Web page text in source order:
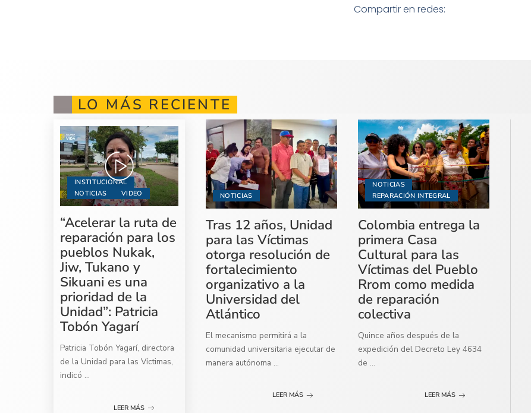
Compartir en redes:
LO MÁS RECIENTE
INSTITUCIONAL
NOTICIAS
VIDEO
“Acelerar la ruta de
reparación para los
pueblos Nukak,
Jiw, Tukano y
Sikuani es una
prioridad de la
Unidad”: Patricia
Tobón Yagarí
Patricia Tobón Yagarí, directora
de la Unidad para las Víctimas,
indicó ...
LEER MÁS
NOTICIAS
Tras 12 años, Unidad
para las Víctimas
otorga resolución de
fortalecimiento
organizativo a la
Universidad del
Atlántico
El mecanismo permitirá a la
comunidad universitaria ejecutar de
manera autónoma ...
LEER MÁS
NOTICIAS
REPARACIÓN INTEGRAL
Colombia entrega la
primera Casa
Cultural para las
Víctimas del Pueblo
Rrom como medida
de reparación
colectiva
Quince años después de la
expedición del Decreto Ley 4634
de ...
LEER MÁS